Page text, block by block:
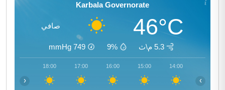
Karbala Governorate
46°C صافي
5.3 م\ث 9%
749
mmHg
14:00
15:00
16:00
17:00
18:00
‹ ›